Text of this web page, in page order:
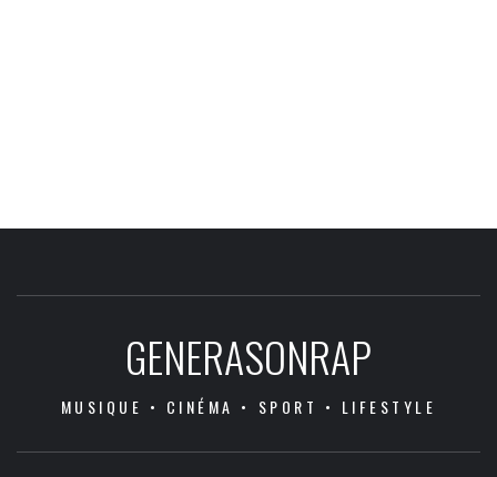
GENERASONRAP
MUSIQUE • CINÉMA • SPORT • LIFESTYLE